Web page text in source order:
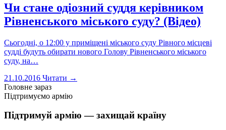
Чи стане одіозний суддя керівником
Рівненського міського суду? (Відео)
Cьогодні, о 12:00 у приміщені міського суду Рівного місцеві
судді будуть обирати нового Голову Рівненського міського
суду, на…
21.10.2016 Читати →
Головне зараз
Підтримуємо армію
Підтримуй армію — захищай країну